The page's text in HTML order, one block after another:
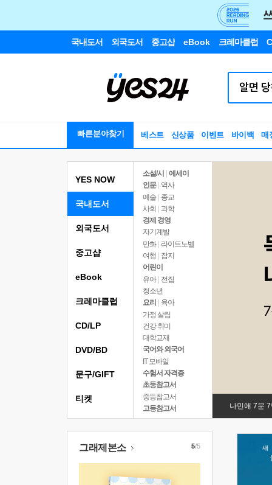
국내도서 외국도서 중고샵 eBook 크레마클럽
빠른분야찾기 베스트 신상품 이벤트 바이백 매
YES NOW
국내도서
소설/시
에세이
인문
역사
예술 | 종교
사회 | 과학
경제 경영
자기계발
만화 | 라이트노벨
여행
잡지
어린이
유아 | 전집
청소년
요리
육아
가정 살림
건강 취미
대학교재
국어와 외국어
IT 모바일
수험서 자격증
초등참고서
중등참고서
고등참고서
나민애 7문
외국도서
중고샵
eBook
크레마클럽
CD/LP
DVD/BD
문구/GIFT
티켓
그래제본소 5/5